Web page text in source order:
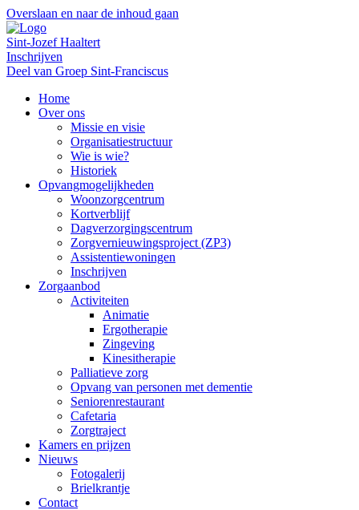
Overslaan en naar de inhoud gaan
Sint-Jozef Haaltert
Inschrijven
Deel van Groep Sint-Franciscus
Home
Over ons
Missie en visie
Organisatiestructuur
Wie is wie?
Historiek
Opvangmogelijkheden
Woonzorgcentrum
Kortverblijf
Dagverzorgingscentrum
Zorgvernieuwingsproject (ZP3)
Assistentiewoningen
Inschrijven
Zorgaanbod
Activiteiten
Animatie
Ergotherapie
Zingeving
Kinesitherapie
Palliatieve zorg
Opvang van personen met dementie
Seniorenrestaurant
Cafetaria
Zorgtraject
Kamers en prijzen
Nieuws
Fotogalerij
Brielkrantje
Contact